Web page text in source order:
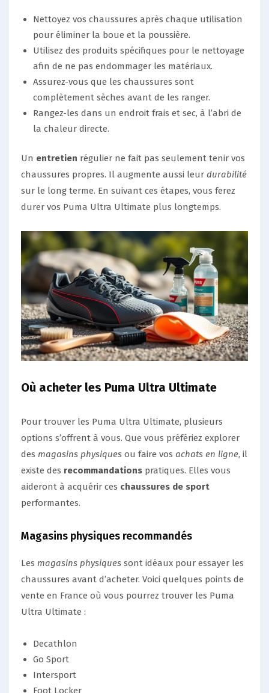
Nettoyez vos chaussures après chaque utilisation
pour éliminer la boue et la poussière.
Utilisez des produits spécifiques pour le nettoyage
afin de ne pas endommager les matériaux.
Assurez-vous que les chaussures sont
complètement sèches avant de les ranger.
Rangez-les dans un endroit frais et sec, à l’abri de
la chaleur directe.
Un entretien régulier ne fait pas seulement tenir vos
chaussures propres. Il augmente aussi leur durabilité
sur le long terme. En suivant ces étapes, vous ferez
durer vos Puma Ultra Ultimate plus longtemps.
Où acheter les Puma Ultra Ultimate
Pour trouver les Puma Ultra Ultimate, plusieurs
options s’offrent à vous. Que vous préfériez explorer
des magasins physiques ou faire vos achats en ligne, il
existe des recommandations pratiques. Elles vous
aideront à acquérir ces chaussures de sport
performantes.
Magasins physiques recommandés
Les magasins physiques sont idéaux pour essayer les
chaussures avant d’acheter. Voici quelques points de
vente en France où vous pourrez trouver les Puma
Ultra Ultimate :
Decathlon
Go Sport
Intersport
Foot Locker